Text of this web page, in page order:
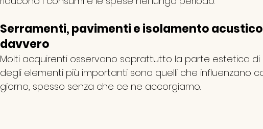
Serramenti, pavimenti e isolamento
davvero
Molti acquirenti osservano soprattutto la parte estetica di
degli elementi più importanti sono quelli che influenzano
giorno, spesso senza che ce ne accorgiamo.